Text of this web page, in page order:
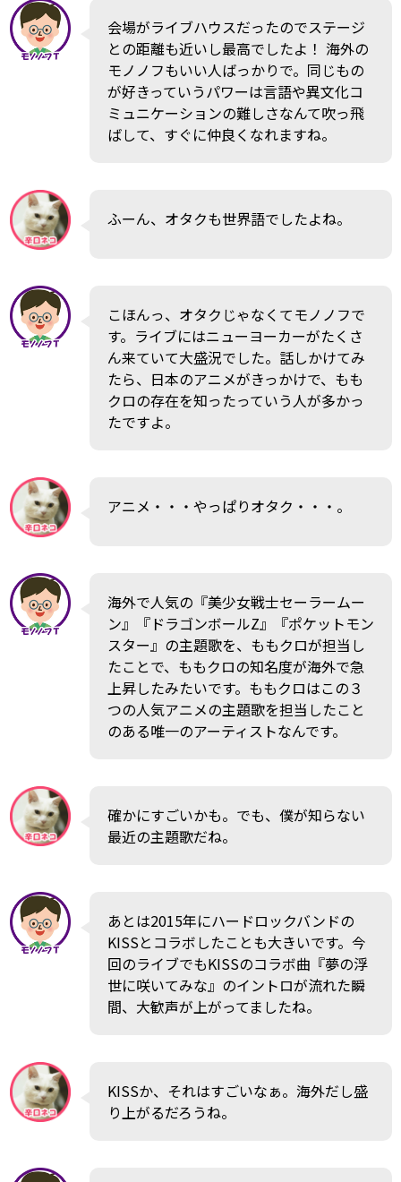
会場がライブハウスだったのでステージ
との距離も近いし最高でしたよ！ 海外の
モノノフもいい人ばっかりで。同じもの
が好きっていうパワーは言語や異文化コ
ミュニケーションの難しさなんて吹っ飛
ばして、すぐに仲良くなれますね。
ふーん、オタクも世界語でしたよね。
こほんっ、オタクじゃなくてモノノフで
す。ライブにはニューヨーカーがたくさ
ん来ていて大盛況でした。話しかけてみ
たら、日本のアニメがきっかけで、もも
クロの存在を知ったっていう人が多かっ
たですよ。
アニメ・・・やっぱりオタク・・・。
海外で人気の『美少女戦士セーラームー
ン』『ドラゴンボールZ』『ポケットモン
スター』の主題歌を、ももクロが担当し
たことで、ももクロの知名度が海外で急
上昇したみたいです。ももクロはこの３
つの人気アニメの主題歌を担当したこと
のある唯一のアーティストなんです。
確かにすごいかも。でも、僕が知らない
最近の主題歌だね。
あとは2015年にハードロックバンドの
KISSとコラボしたことも大きいです。今
回のライブでもKISSのコラボ曲『夢の浮
世に咲いてみな』のイントロが流れた瞬
間、大歓声が上がってましたね。
KISSか、それはすごいなぁ。海外だし盛
り上がるだろうね。